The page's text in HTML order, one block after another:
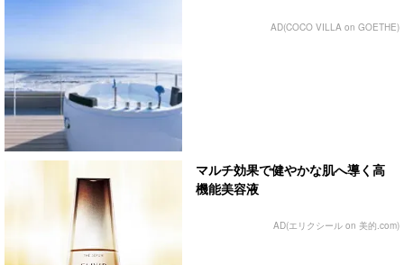
AD(COCO VILLA on GOETHE)
マルチ効果で健やかな肌へ導く高
機能美容液
AD(エリクシール on 美的.com)